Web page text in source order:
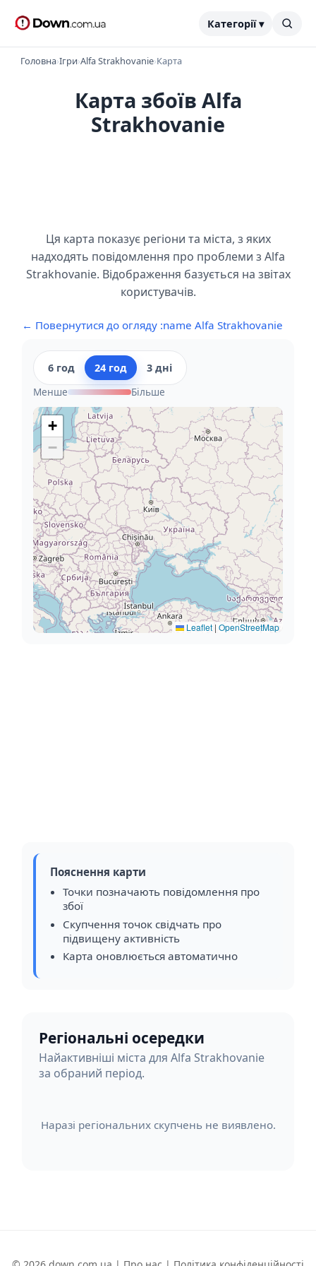
Категорії ▾
Головна›Ігри›Alfa Strakhovanie›Карта
Карта збоїв Alfa
Strakhovanie
Ця карта показує регіони та міста, з яких
надходять повідомлення про проблеми з Alfa
Strakhovanie. Відображення базується на звітах
користувачів.
← Повернутися до огляду :name Alfa Strakhovanie
6 год 24 год
3 дні
Менше
Більше
+
−
Leaflet | OpenStreetMap
Пояснення карти
Точки позначають повідомлення про
збої
Скупчення точок свідчать про
підвищену активність
Карта оновлюється автоматично
Регіональні осередки
Найактивніші міста для Alfa Strakhovanie
за обраний період.
Наразі регіональних скупчень не виявлено.